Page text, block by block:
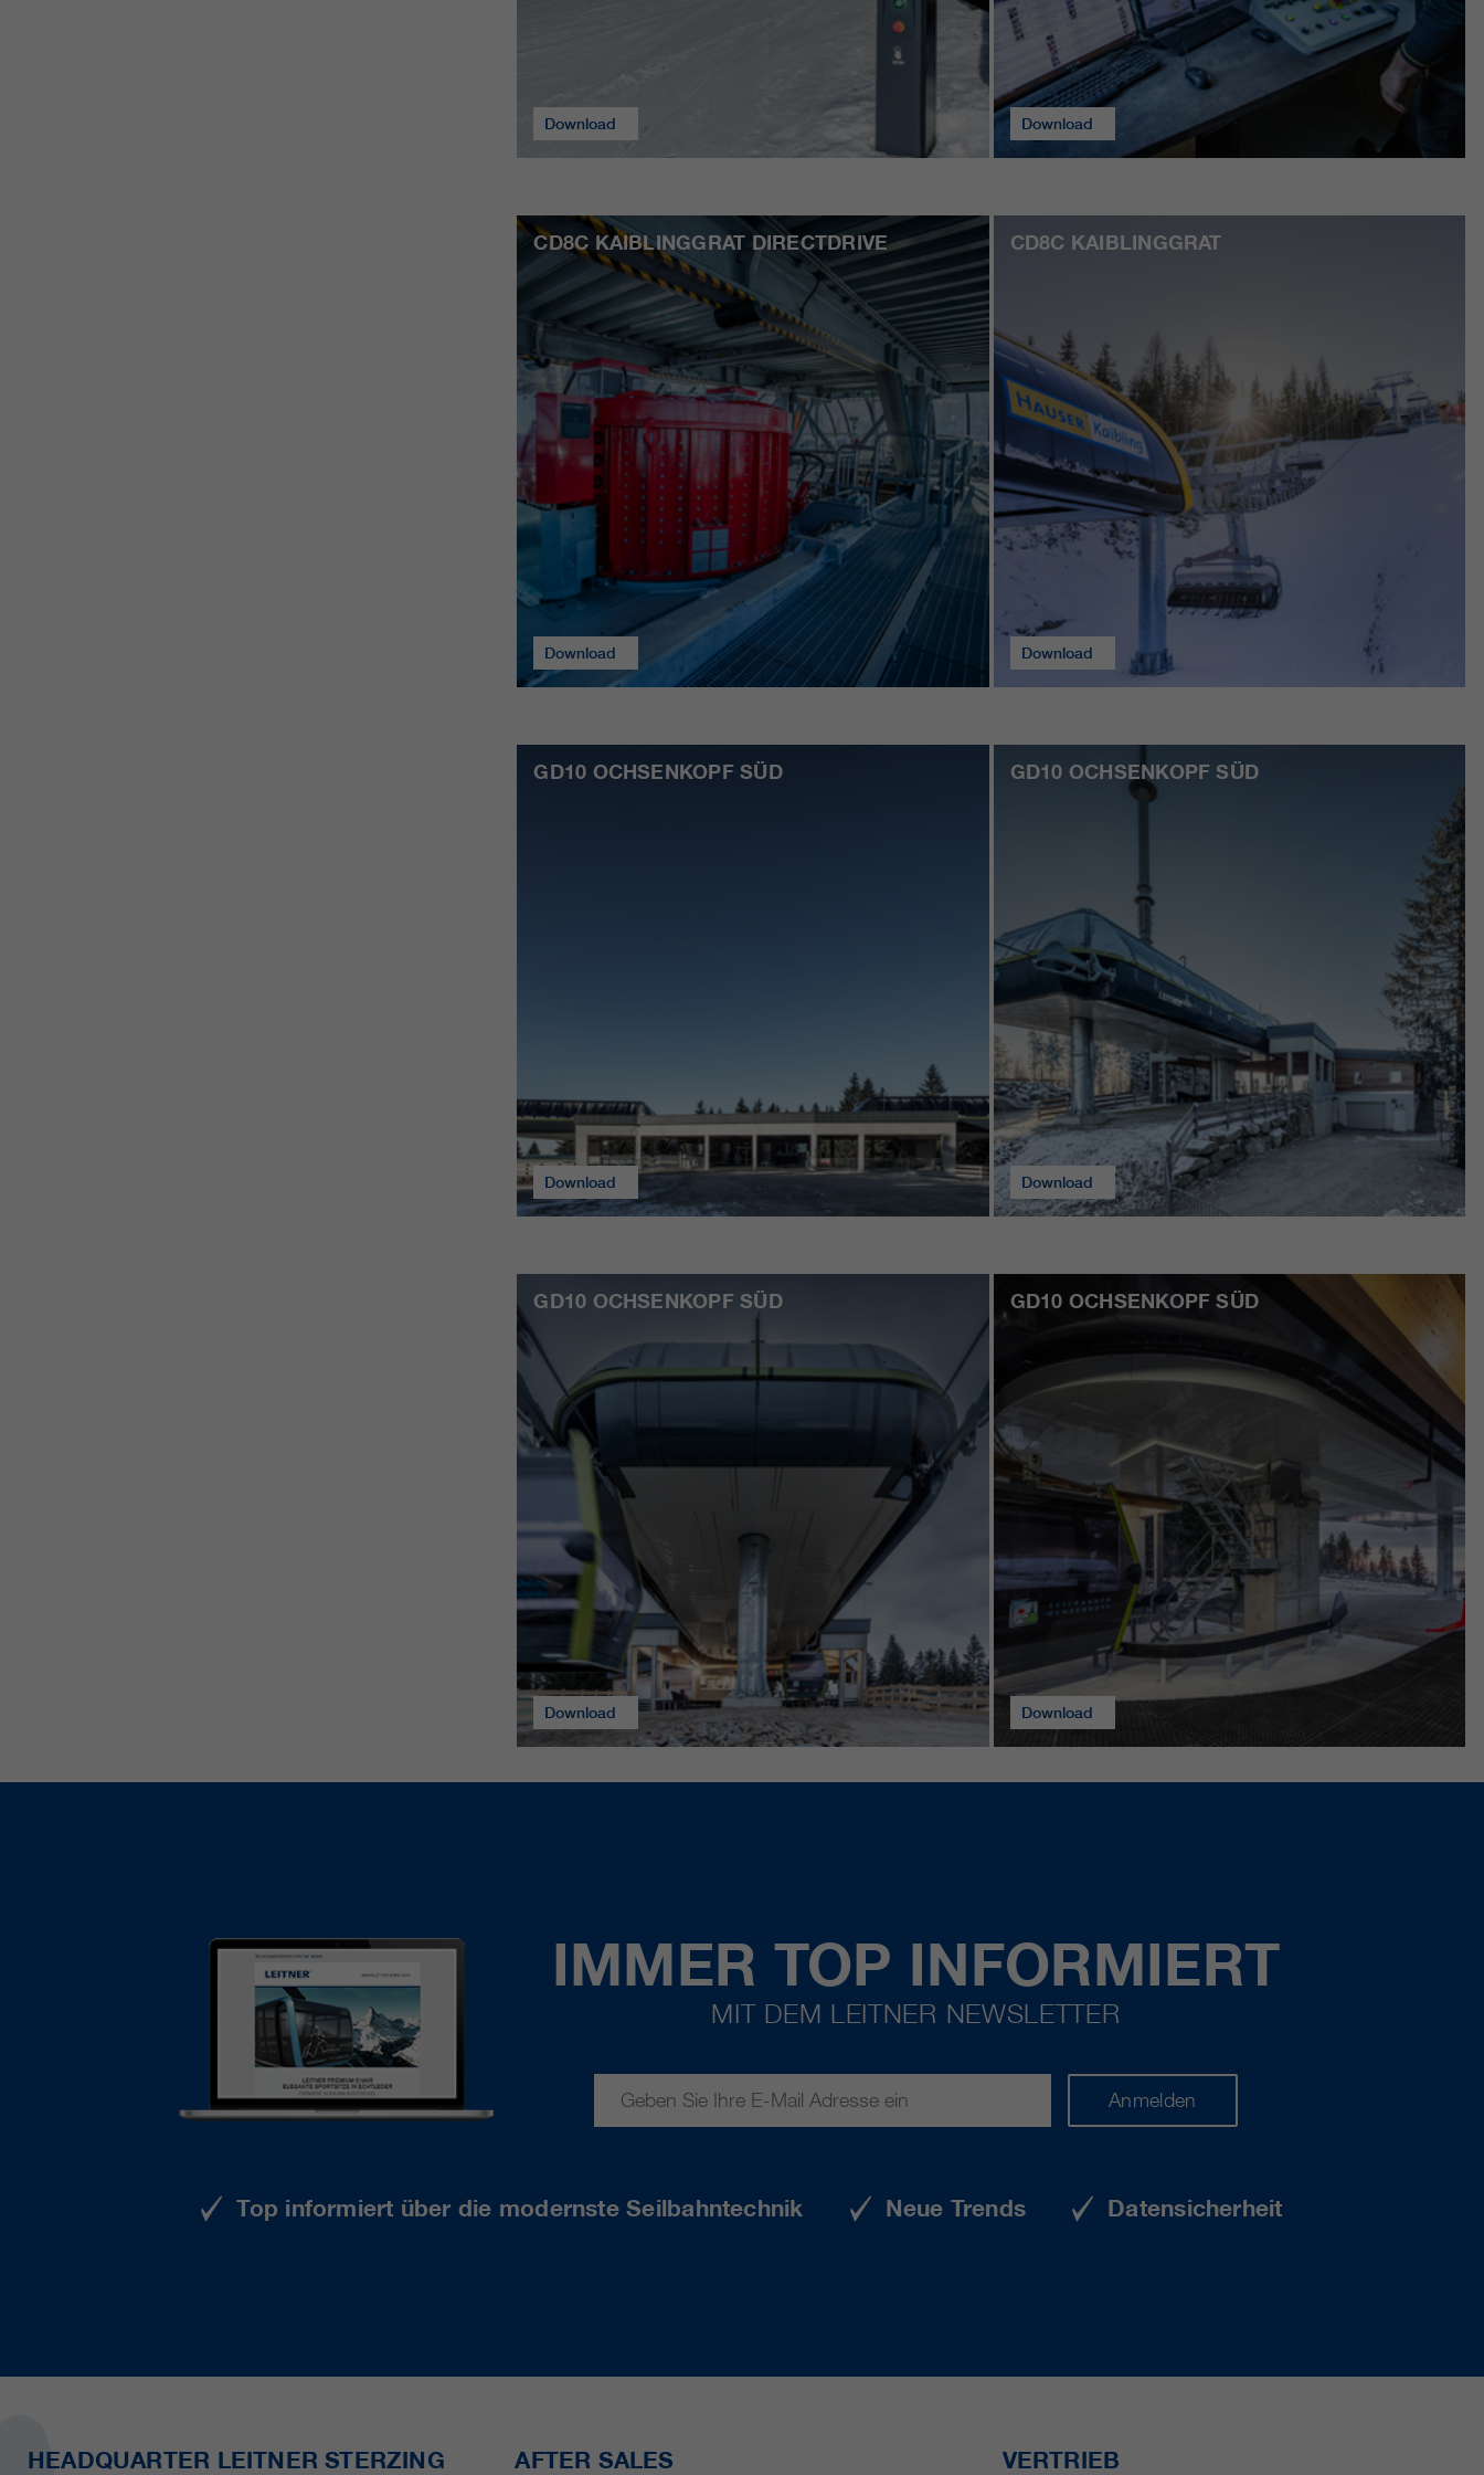
Download Download
CD8C KAIBLINGGRAT DIRECTDRIVE
Download
CD8C KAIBLINGGRAT
Download
GD10 OCHSENKOPF SÜD
Download
GD10 OCHSENKOPF SÜD
Download
GD10 OCHSENKOPF SÜD
Download
GD10 OCHSENKOPF SÜD
Download
IMMER TOP INFORMIERT
MIT DEM LEITNER NEWSLETTER
Anmelden
Top informiert über die modernste Seilbahntechnik Neue Trends Datensicherheit
HEADQUARTER LEITNER STERZING
AFTER SALES VERTRIEB